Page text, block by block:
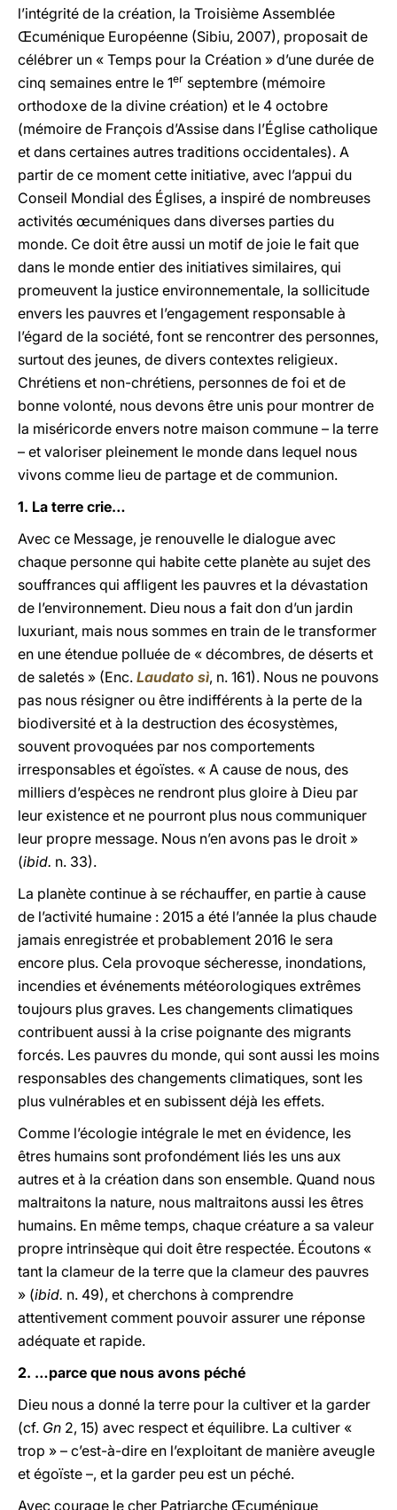
l’intégrité de la création, la Troisième Assemblée
Œcuménique Européenne (Sibiu, 2007), proposait de
célébrer un « Temps pour la Création » d’une durée de
cinq semaines entre le 1er septembre (mémoire
orthodoxe de la divine création) et le 4 octobre
(mémoire de François d’Assise dans l’Église catholique
et dans certaines autres traditions occidentales). A
partir de ce moment cette initiative, avec l’appui du
Conseil Mondial des Églises, a inspiré de nombreuses
activités œcuméniques dans diverses parties du
monde. Ce doit être aussi un motif de joie le fait que
dans le monde entier des initiatives similaires, qui
promeuvent la justice environnementale, la sollicitude
envers les pauvres et l’engagement responsable à
l’égard de la société, font se rencontrer des personnes,
surtout des jeunes, de divers contextes religieux.
Chrétiens et non-chrétiens, personnes de foi et de
bonne volonté, nous devons être unis pour montrer de
la miséricorde envers notre maison commune – la terre
– et valoriser pleinement le monde dans lequel nous
vivons comme lieu de partage et de communion.
1. La terre crie…
Avec ce Message, je renouvelle le dialogue avec
chaque personne qui habite cette planète au sujet des
souffrances qui affligent les pauvres et la dévastation
de l’environnement. Dieu nous a fait don d’un jardin
luxuriant, mais nous sommes en train de le transformer
en une étendue polluée de « décombres, de déserts et
de saletés » (Enc. Laudato sì, n. 161). Nous ne pouvons
pas nous résigner ou être indifférents à la perte de la
biodiversité et à la destruction des écosystèmes,
souvent provoquées par nos comportements
irresponsables et égoïstes. « A cause de nous, des
milliers d’espèces ne rendront plus gloire à Dieu par
leur existence et ne pourront plus nous communiquer
leur propre message. Nous n’en avons pas le droit »
(ibid. n. 33).
La planète continue à se réchauffer, en partie à cause
de l’activité humaine : 2015 a été l’année la plus chaude
jamais enregistrée et probablement 2016 le sera
encore plus. Cela provoque sécheresse, inondations,
incendies et événements météorologiques extrêmes
toujours plus graves. Les changements climatiques
contribuent aussi à la crise poignante des migrants
forcés. Les pauvres du monde, qui sont aussi les moins
responsables des changements climatiques, sont les
plus vulnérables et en subissent déjà les effets.
Comme l’écologie intégrale le met en évidence, les
êtres humains sont profondément liés les uns aux
autres et à la création dans son ensemble. Quand nous
maltraitons la nature, nous maltraitons aussi les êtres
humains. En même temps, chaque créature a sa valeur
propre intrinsèque qui doit être respectée. Écoutons «
tant la clameur de la terre que la clameur des pauvres
» (ibid. n. 49), et cherchons à comprendre
attentivement comment pouvoir assurer une réponse
adéquate et rapide.
2. …parce que nous avons péché
Dieu nous a donné la terre pour la cultiver et la garder
(cf. Gn 2, 15) avec respect et équilibre. La cultiver «
trop » – c’est-à-dire en l’exploitant de manière aveugle
et égoïste –, et la garder peu est un péché.
Avec courage le cher Patriarche Œcuménique